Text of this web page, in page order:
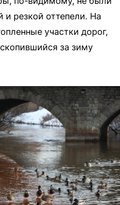
и резкой оттепели. На
участки дорог,
за зиму